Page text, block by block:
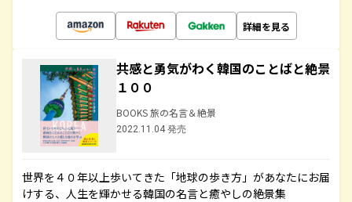
詳細を見る
共感と勇気がわく韓国のことばと絶景
１００
BOOKS 旅の名言＆絶景
2022.11.04 発売
世界を４０年以上歩いてきた「地球の歩き方」があなたにお届
けする、人生を輝かせる韓国の名言と癒やしの絶景集